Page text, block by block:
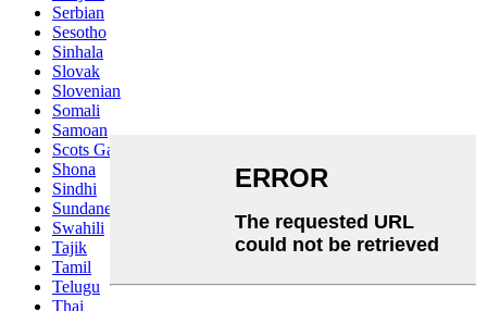
Serbian
Sesotho
Sinhala
Slovak
Slovenian
Somali
Samoan
Scots Gaelic
Shona
Sindhi
Sundanese
Swahili
Tajik
Tamil
Telugu
Thai